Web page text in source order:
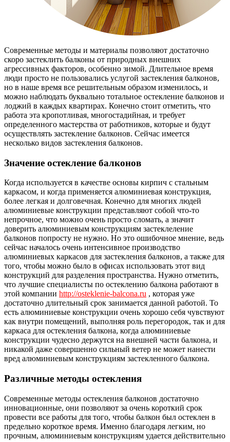
Современные методы и материалы позволяют достаточно
скоро застеклить балконы от природных внешних
агрессивных факторов, особенно зимой. Длительное время
люди просто не пользовались услугой застекления балконов,
но в наше время все решительным образом изменилось, и
можно наблюдать буквально тотальное остекление балконов и
лоджий в каждых квартирах. Конечно стоит отметить, что
работа эта кропотливая, многостадийная, и требует
определенного мастерства от работников, которые и будут
осуществлять застекление балконов. Сейчас имеется
несколько видов застекления балконов.
Значение остекление балконов
Когда используется в качестве основы кирпич с стальным
каркасом, и когда применяется алюминиевая конструкция,
более легкая и долговечная. Конечно для многих людей
алюминиевые конструкции представляют собой что-то
непрочное, что можно очень просто сломать, а значит
доверить алюминиевым конструкциям застеклеление
балконов попросту не нужно. Но это ошибочное мнение, ведь
сейчас началось очень интенсивное производство
алюминиевых каркасов для застекления балконов, а также для
того, чтобы можно было в офисах использовать этот вид
конструкций для разделения пространства. Нужно отметить,
что лучшие специалисты по остеклению балкона работают в
этой компании http://osteklenie-balcona.ru , которая уже
достаточно длительный срок занимается данной работой. То
есть алюминиевые конструкции очень хорошо себя чувствуют
как внутри помещений, выполняя роль перегородок, так и для
каркаса для остекления балкона, когда алюминиевые
конструкции чудесно держутся на внешней части балкона, и
никакой даже совершенно сильный ветер не может нанести
вред алюминиевым конструкциям застекленного балкона.
Различные методы остекления
Современные методы остекления балконов достаточно
инновационные, они позволяют за очень короткий срок
провести все работы для того, чтобы балкон был остеклен в
предельно короткое время. Именно благодаря легким, но
прочным, алюминиевым конструкциям удается действительно